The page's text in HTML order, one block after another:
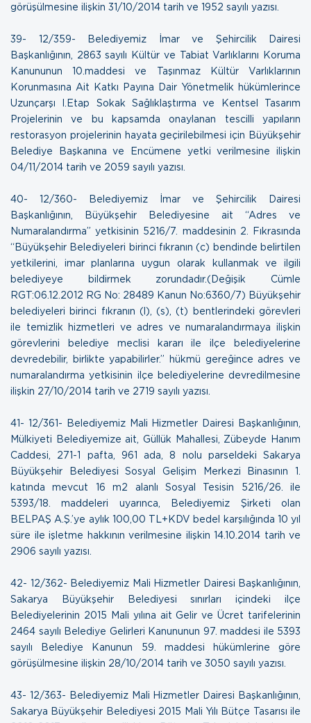
görüşülmesine ilişkin 31/10/2014 tarih ve 1952 sayılı yazısı.
39- 12/359- Belediyemiz İmar ve Şehircilik Dairesi
Başkanlığının, 2863 sayılı Kültür ve Tabiat Varlıklarını Koruma
Kanununun 10.maddesi ve Taşınmaz Kültür Varlıklarının
Korunmasına Ait Katkı Payına Dair Yönetmelik hükümlerince
Uzunçarşı I.Etap Sokak Sağlıklaştırma ve Kentsel Tasarım
Projelerinin ve bu kapsamda onaylanan tescilli yapıların
restorasyon projelerinin hayata geçirilebilmesi için Büyükşehir
Belediye Başkanına ve Encümene yetki verilmesine ilişkin
04/11/2014 tarih ve 2059 sayılı yazısı.
40- 12/360- Belediyemiz İmar ve Şehircilik Dairesi
Başkanlığının, Büyükşehir Belediyesine ait “Adres ve
Numaralandırma” yetkisinin 5216/7. maddesinin 2. Fıkrasında
“Büyükşehir Belediyeleri birinci fıkranın (c) bendinde belirtilen
yetkilerini, imar planlarına uygun olarak kullanmak ve ilgili
belediyeye bildirmek zorundadır.(Değişik Cümle
RGT:06.12.2012 RG No: 28489 Kanun No:6360/7) Büyükşehir
belediyeleri birinci fıkranın (l), (s), (t) bentlerindeki görevleri
ile temizlik hizmetleri ve adres ve numaralandırmaya ilişkin
görevlerini belediye meclisi kararı ile ilçe belediyelerine
devredebilir, birlikte yapabilirler.” hükmü gereğince adres ve
numaralandırma yetkisinin ilçe belediyelerine devredilmesine
ilişkin 27/10/2014 tarih ve 2719 sayılı yazısı.
41- 12/361- Belediyemiz Mali Hizmetler Dairesi Başkanlığının,
Mülkiyeti Belediyemize ait, Güllük Mahallesi, Zübeyde Hanım
Caddesi, 271-1 pafta, 961 ada, 8 nolu parseldeki Sakarya
Büyükşehir Belediyesi Sosyal Gelişim Merkezi Binasının 1.
katında mevcut 16 m2 alanlı Sosyal Tesisin 5216/26. ile
5393/18. maddeleri uyarınca, Belediyemiz Şirketi olan
BELPAŞ A.Ş.’ye aylık 100,00 TL+KDV bedel karşılığında 10 yıl
süre ile işletme hakkının verilmesine ilişkin 14.10.2014 tarih ve
2906 sayılı yazısı.
42- 12/362- Belediyemiz Mali Hizmetler Dairesi Başkanlığının,
Sakarya Büyükşehir Belediyesi sınırları içindeki ilçe
Belediyelerinin 2015 Mali yılına ait Gelir ve Ücret tarifelerinin
2464 sayılı Belediye Gelirleri Kanununun 97. maddesi ile 5393
sayılı Belediye Kanunun 59. maddesi hükümlerine göre
görüşülmesine ilişkin 28/10/2014 tarih ve 3050 sayılı yazısı.
43- 12/363- Belediyemiz Mali Hizmetler Dairesi Başkanlığının,
Sakarya Büyükşehir Belediyesi 2015 Mali Yılı Bütçe Tasarısı ile